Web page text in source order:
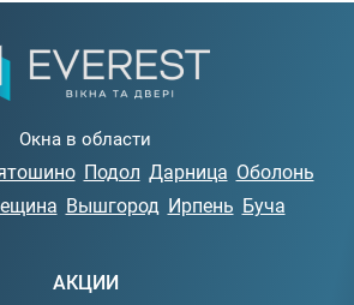
Окна в области
Подол Дарница Оболонь
Вышгород Ирпень Буча
АКЦИИ